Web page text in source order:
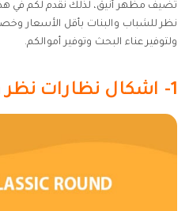
تضيف مظهر أنيق، لذلك نقدم لكم في
نظر للشباب والبنات بأقل الأسعار
ولتوفير عناء البحث وتوفير أموالكم.
1- اشكال نظارات نظر Kursan